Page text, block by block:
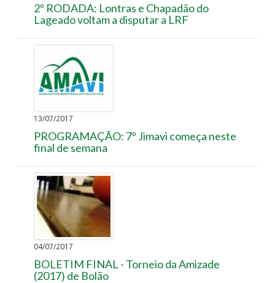
2º RODADA: Lontras e Chapadão do
Lageado voltam a disputar a LRF
13/07/2017
PROGRAMAÇÃO: 7º Jimavi começa neste
final de semana
04/07/2017
BOLETIM FINAL - Torneio da Amizade
(2017) de Bolão